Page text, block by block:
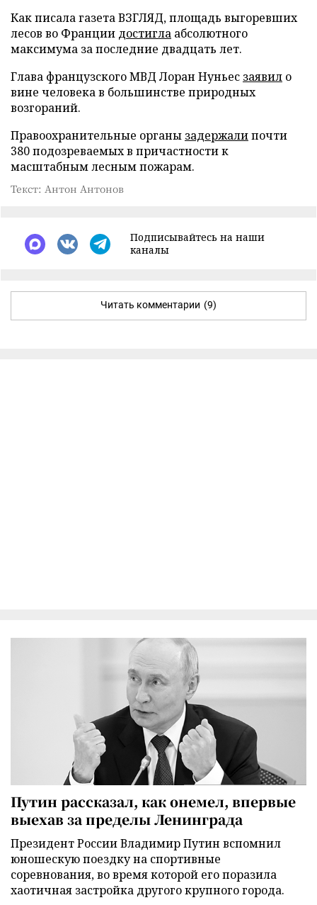
Как писала газета ВЗГЛЯД, площадь выгоревших
лесов во Франции достигла абсолютного
максимума за последние двадцать лет.
Глава французского МВД Лоран Нуньес заявил о
вине человека в большинстве природных
возгораний.
Правоохранительные органы задержалипочти
380 подозреваемых в причастности к
масштабным лесным пожарам.
Текст: Антон Антонов
Подписывайтесь на наши
каналы
Читать комментарии (9)
Путин рассказал, как онемел, впервые
выехав за пределы Ленинграда
Президент России Владимир Путин вспомнил
юношескую поездку на спортивные
соревнования, во время которой его поразила
хаотичная застройка другого крупного города.